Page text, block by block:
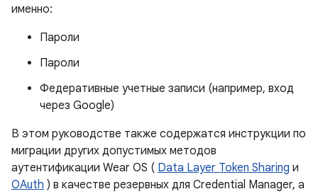
именно:
Пароли
Пароли
Федеративные учетные записи (например, вход
через Google)
В этом руководстве также содержатся инструкции по
миграции других допустимых методов
аутентификации Wear OS ( Data Layer Token Sharing и
OAuth ) в качестве резервных для Credential Manager, а